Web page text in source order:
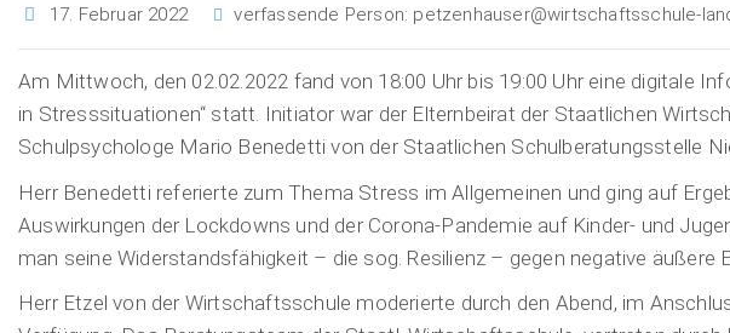
17. Februar 2022 verfassende Person: petzenhauser@wirtschaftsschule-
Am Mittwoch, den 02.02.2022 fand von 18:00 Uhr bis 19:00 Uhr eine digitale
in Stresssituationen“ statt. Initiator war der Elternbeirat der Staatlichen
Schulpsychologe Mario Benedetti von der Staatlichen Schulberatungsstelle
Herr Benedetti referierte zum Thema Stress im Allgemeinen und ging auf
Auswirkungen der Lockdowns und der Corona-Pandemie auf Kinder- und
man seine Widerstandsfähigkeit – die sog. Resilienz – gegen negative äußere
Herr Etzel von der Wirtschaftsschule moderierte durch den Abend, im